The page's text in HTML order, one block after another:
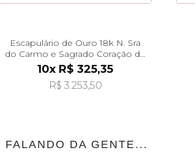
Escapulário de Ouro 18k N. Sra
do Carmo e Sagrado Coração de
70cm ga06295
10x R$ 325,35
R$ 3.253,50
DA GENTE...